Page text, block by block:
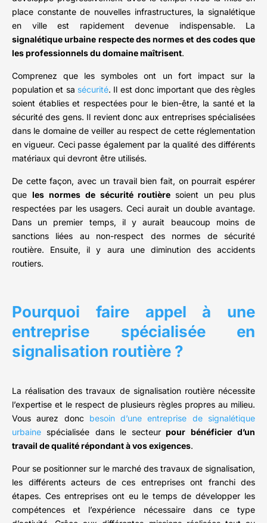
place constante de nouvelles infrastructures, la signalétique
en ville est rapidement devenue indispensable. La
signalétique urbaine respecte des normes et des codes que
les professionnels du domaine maîtrisent.
Comprenez que les symboles ont un fort impact sur la
population et sa sécurité. Il est donc important que des règles
soient établies et respectées pour le bien-être, la santé et la
sécurité des gens. Il revient donc aux entreprises spécialisées
dans le domaine de veiller au respect de cette réglementation
en vigueur. Ceci passe également par la qualité des différents
matériaux qui devront être utilisés.
De cette façon, avec un travail bien fait, on pourrait espérer
que les normes de sécurité routière soient un peu plus
respectées par les usagers. Ceci aurait un double avantage.
Dans un premier temps, il y aurait beaucoup moins de
sanctions liées au non-respect des normes de sécurité
routière. Ensuite, il y aura une diminution des accidents
routiers.
Pourquoi faire appel à une
entreprise spécialisée en
signalisation routière ?
La réalisation des travaux de signalisation routière nécessite
l’expertise et le respect de plusieurs règles propres au milieu.
Vous aurez donc besoin d’une entreprise de signalétique
urbaine spécialisée dans le secteur pour bénéficier d’un
travail de qualité répondant à vos exigences.
Pour se positionner sur le marché des travaux de signalisation,
les différents acteurs de ces entreprises ont franchi des
étapes. Ces entreprises ont eu le temps de développer les
compétences et l’expérience nécessaire dans ce type